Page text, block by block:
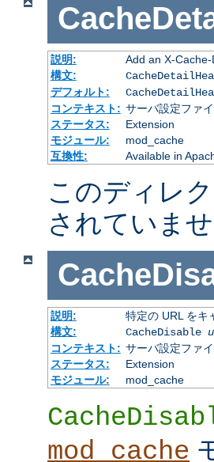
説明:
Add an X-
構文:
デフォルト:
コンテキスト: サーバ設定ファ
ステータス:
Extension
モジュール:
mod_cache
互換性:
Available in
このディレ
されていま
説明:
特定の URL をキ
構文:
CacheDisable
コンテキスト: サーバ設定ファ
ステータス:
Extension
モジュール:
mod_cache
mod_cache